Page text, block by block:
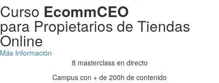
Curso EcommCEO
para Propietarios de Tiendas
Online
Más Información
8 masterclass en directo
Campus con + de 200h de contenido